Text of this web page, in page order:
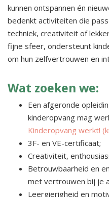
kunnen ontspannen én
bedenkt activiteiten die
techniek, creativiteit of
fijne sfeer, ondersteunt
om hun zelfvertrouwen en
Wat zoeken we:
Een afgeronde
kinderopvang mag
Kinderopvang werkt!
3F- en VE-certificaat;
Creativiteit,
Betrouwbaarheid en
met vertrouwen bij je
Leergierigheid en